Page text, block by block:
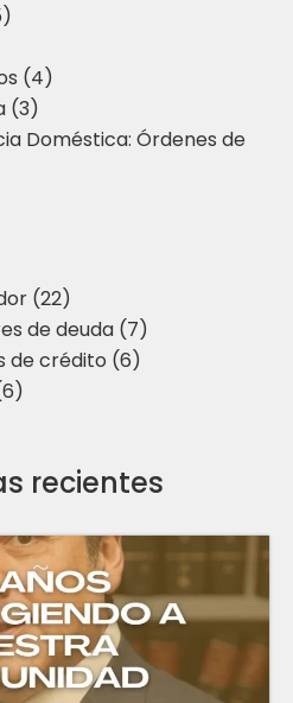
(4)
(3)
Doméstica: Órdenes de
(22)
de deuda (7)
de crédito (6)
recientes